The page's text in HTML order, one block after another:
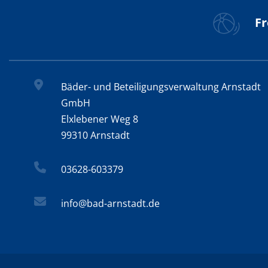
Bäder- und Beteiligungsverwaltung Arnstadt
GmbH
Elxlebener Weg 8
99310 Arnstadt
03628-603379
info@bad-arnstadt.de